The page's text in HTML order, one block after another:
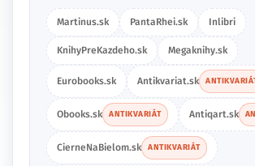
Martinus.sk PantaRhei.sk Inlibri
KnihyPreKazdeho.sk Megaknihy.sk
Eurobooks.sk Antikvariat.sk
Obooks.sk ANTIKVARIÁT Antiqart.sk
CierneNaBielom.sk ANTIKVARIÁT